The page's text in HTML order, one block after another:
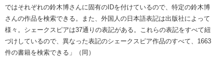
ではそれぞれの鈴木博さんに固有のIDを付けているので、特定の鈴木博
さんの作品を検索できる。また、外国人の日本語表記は出版社によって
様々。シェークスピアは37通りの表記がある。これらの表記をすべて紐
づけしているので、異なった表記のシェークスピア作品のすべて、1663
件の書籍を検索できる」（同）